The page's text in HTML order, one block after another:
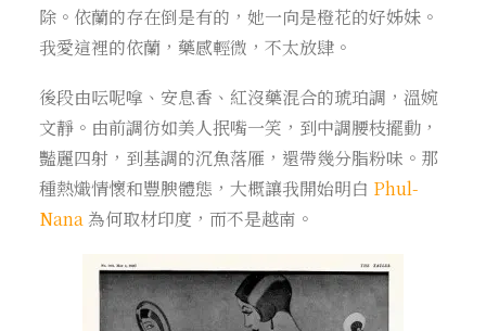
除。依蘭的存在倒是有的，她一向是橙花的好姊妹。
我愛這裡的依蘭，藥感輕微，不太放肆。
後段由呍呢嗱、安息香、紅沒藥混合的琥珀調，溫婉
文靜。由前調彷如美人抿嘴一笑，到中調腰枝擺動，
豔麗四射，到基調的沉魚落雁，還帶幾分脂粉味。那
種熱熾情懷和豐腴體態，大概讓我開始明白 Phul-
Nana為何取材印度，而不是越南。